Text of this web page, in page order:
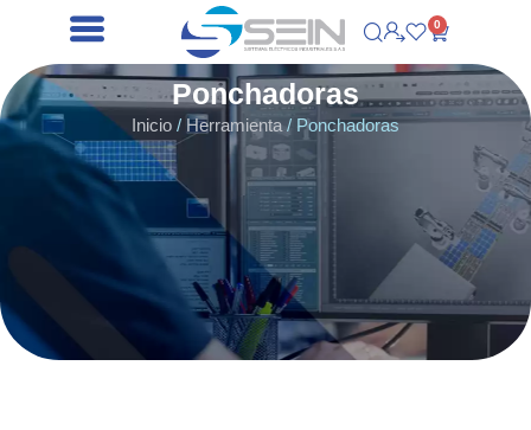
0
Ponchadoras
Inicio / Herramienta / Ponchadoras